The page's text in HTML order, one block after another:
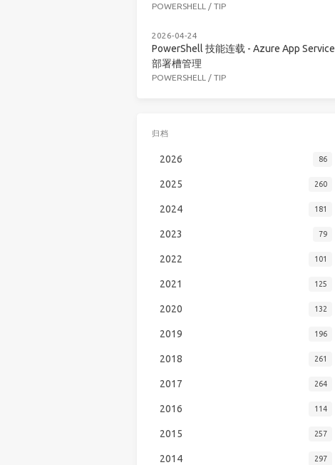
POWERSHELL / TIP
2026-04-24
PowerShell 技能连载 - Azure App Service
部署槽管理
POWERSHELL / TIP
归档
2026 86
2025 260
2024 181
2023 79
2022 101
2021 125
2020 132
2019 196
2018 261
2017 264
2016 114
2015 257
2014 297